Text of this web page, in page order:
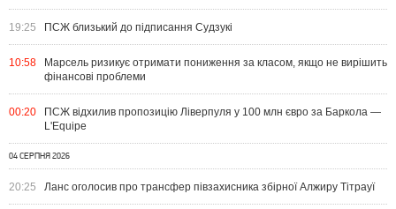
19:25 ПСЖ близький до підписання Судзукі
10:58
Марсель ризикує отримати пониження за класом, якщо не вирішить
фінансові проблеми
00:20
ПСЖ відхилив пропозицію Ліверпуля у 100 млн євро за Баркола —
L'Equipe
04 СЕРПНЯ 2026
20:25 Ланс оголосив про трансфер півзахисника збірної Алжиру Тітрауї